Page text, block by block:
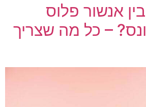
אנשור פלוס
– כל מה שצריך